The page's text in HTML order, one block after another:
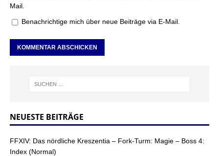
Mail.
Benachrichtige mich über neue Beiträge via E-Mail.
NEUESTE BEITRÄGE
FFXIV: Das nördliche Kreszentia – Fork-Turm: Magie – Boss 4:
Index (Normal)